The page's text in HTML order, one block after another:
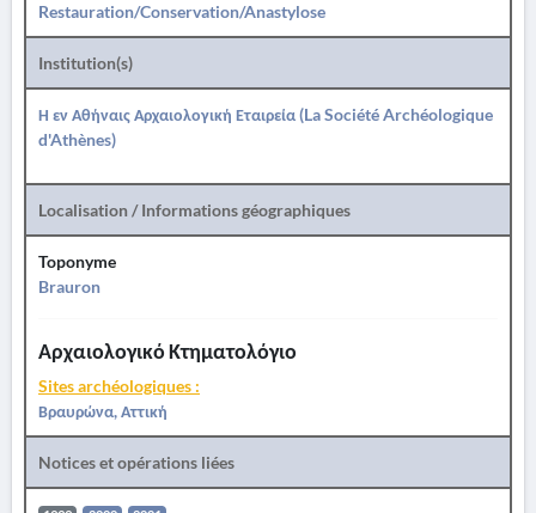
Restauration/Conservation/Anastylose
Institution(s)
Η εν Αθήναις Αρχαιολογική Εταιρεία (La Société Archéologique
d'Athènes)
Localisation / Informations géographiques
Toponyme
Brauron
Αρχαιολογικό Κτηματολόγιο
Sites archéologiques :
Βραυρώνα, Αττική
Notices et opérations liées